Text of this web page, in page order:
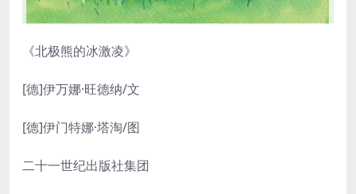
《北极熊的冰激凌》
[德]伊万娜·旺德纳/文
[德]伊门特娜·塔淘/图
二十一世纪出版社集团